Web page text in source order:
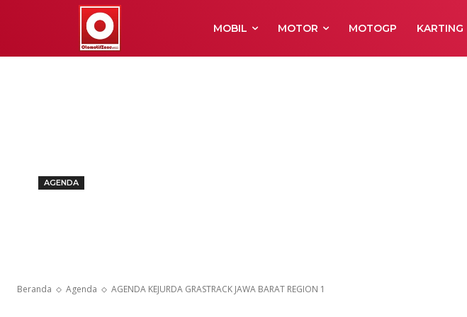
MOBIL MOTOR MOTOGP KARTING
Beranda Agenda AGENDA KEJURDA GRASTRACK JAWA BARAT REGION 1
AGENDA